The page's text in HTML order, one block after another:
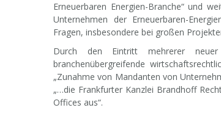
Erneuerbaren Energien-Branche“ und
Unternehmen der Erneuerbaren-
Fragen, insbesondere bei großen
Durch den Eintritt mehrerer
branchenübergreifende
„Zunahme von Mandanten von
„…die Frankfurter Kanzlei Brandhoff
Offices aus“.